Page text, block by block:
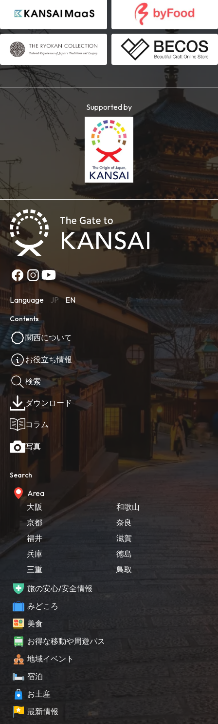
Supported by
Language JP EN
Contents
関西について
お役立ち情報
検索
ダウンロード
コラム
写真
Search
Area
大阪
京都
福井
兵庫
三重
和歌山
奈良
滋賀
徳島
鳥取
旅の安心/安全情報
みどころ
美食
お得な移動や周遊パス
地域イベント
宿泊
お土産
最新情報